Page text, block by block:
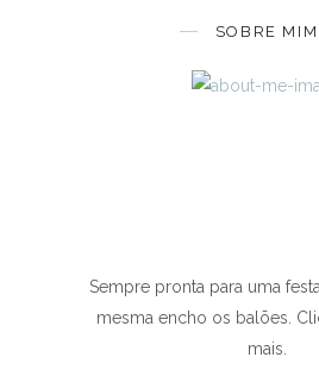
SOBRE MIM
Sempre pronta para uma
mesma encho os balões.
mais.